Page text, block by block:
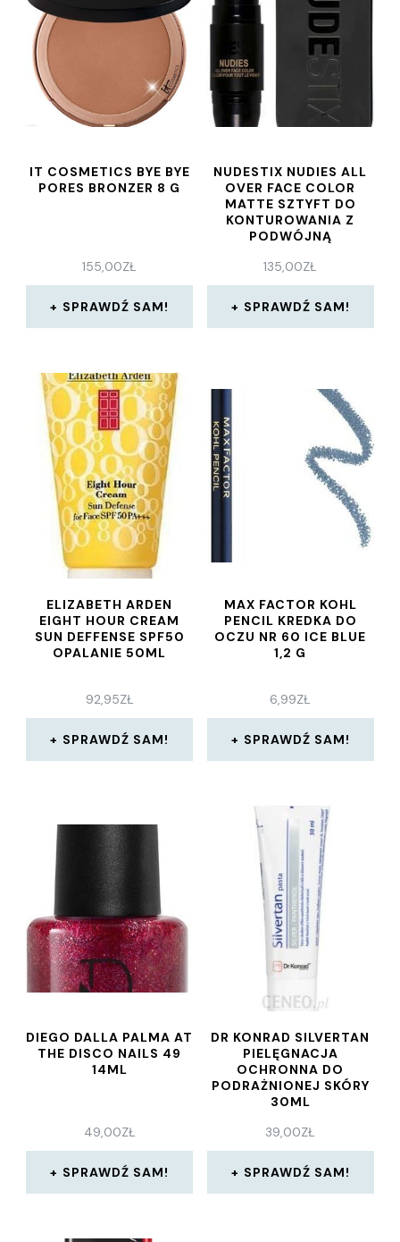
IT COSMETICS BYE BYE
PORES BRONZER 8 G
155,00ZŁ
SPRAWDŹ SAM!
NUDESTIX NUDIES ALL
OVER FACE COLOR
MATTE SZTYFT DO
KONTUROWANIA Z
PODWÓJNĄ
MAPLE, EH 7G
135,00ZŁ
SPRAWDŹ SAM!
ELIZABETH ARDEN
EIGHT HOUR CREAM
SUN DEFFENSE SPF50
OPALANIE 50ML
92,95ZŁ
SPRAWDŹ SAM!
MAX FACTOR KOHL
PENCIL KREDKA DO
OCZU NR 60 ICE BLUE
1,2 G
6,99ZŁ
SPRAWDŹ SAM!
DIEGO DALLA PALMA AT
THE DISCO NAILS 49
14ML
49,00ZŁ
SPRAWDŹ SAM!
DR KONRAD SILVERTAN
PIELĘGNACJA
OCHRONNA DO
PODRAŻNIONEJ SKÓRY
30ML
39,00ZŁ
SPRAWDŹ SAM!